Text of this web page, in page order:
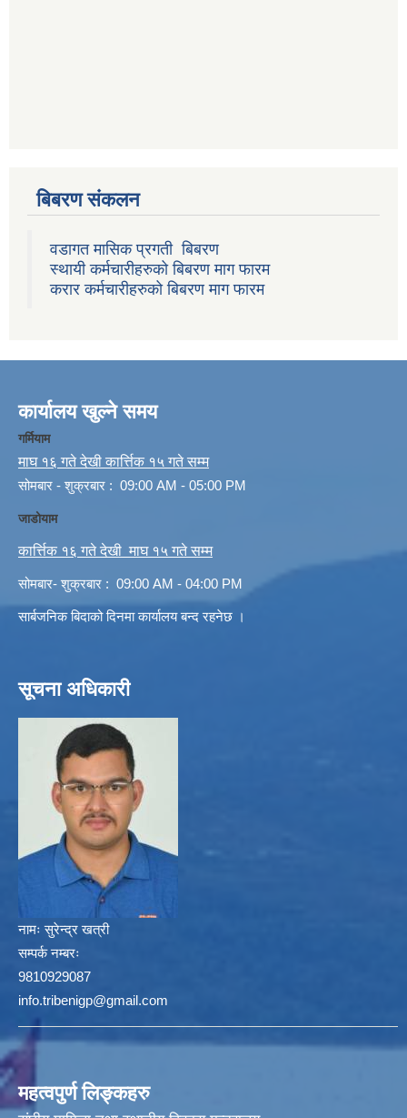
बिबरण संकलन
वडागत मासिक प्रगती बिबरण
स्थायी कर्मचारीहरुको बिबरण माग फारम
करार कर्मचारीहरुको बिबरण माग फारम
कार्यालय खुल्ने समय
गर्मियाम
माघ १६ गते देखी कार्त्तिक १५ गते सम्म
सोमबार - शुक्रबार : 09:00 AM - 05:00 PM
जाडोयाम
कार्त्तिक १६ गते देखी माघ १५ गते सम्म
सोमबार- शुक्रबार : 09:00 AM - 04:00 PM
सार्बजनिक बिदाको दिनमा कार्यालय बन्द रहनेछ ।
सूचना अधिकारी
नामः सुरेन्द्र खत्री
सम्पर्क नम्बरः
9810929087
info.tribenigp@gmail.com
महत्वपुर्ण लिङ्कहरु